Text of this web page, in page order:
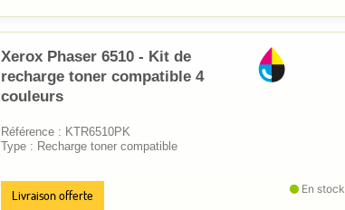
Xerox Phaser 6510 - Kit de
recharge toner compatible 4
couleurs
Référence : KTR6510PK
Type : Recharge toner compatible
Livraison offerte En stock